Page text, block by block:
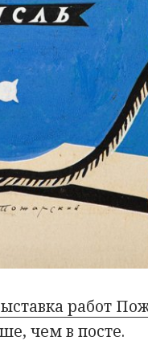
работ
чем в посте.